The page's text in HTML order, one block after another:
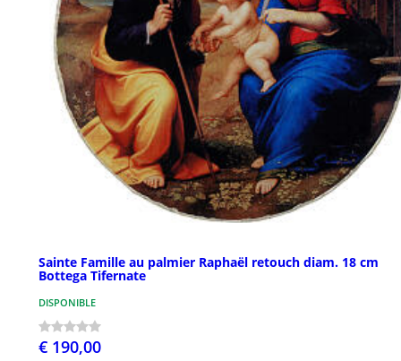
Sainte Famille au palmier Raphaël retouch diam. 18 cm
Bottega Tifernate
DISPONIBLE
€ 190,00